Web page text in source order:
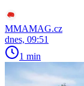
MMAMAG.cz
dnes, 09:51
1 min